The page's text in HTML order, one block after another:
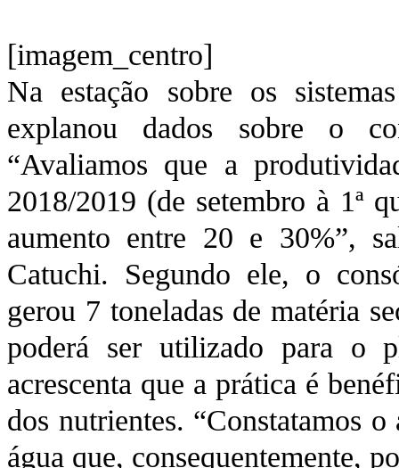
[imagem_centro]
Na estação sobre os
explanou dados sobre o
“Avaliamos que a
2018/2019 (de setembro à 1ª
aumento entre 20 e 30%”,
Catuchi. Segundo ele, o
gerou 7 toneladas de matéria
poderá ser utilizado para o
acrescenta que a prática é
dos nutrientes. “Constatamos
água que, consequentemente,